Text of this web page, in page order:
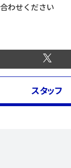
わせください
スタッフ